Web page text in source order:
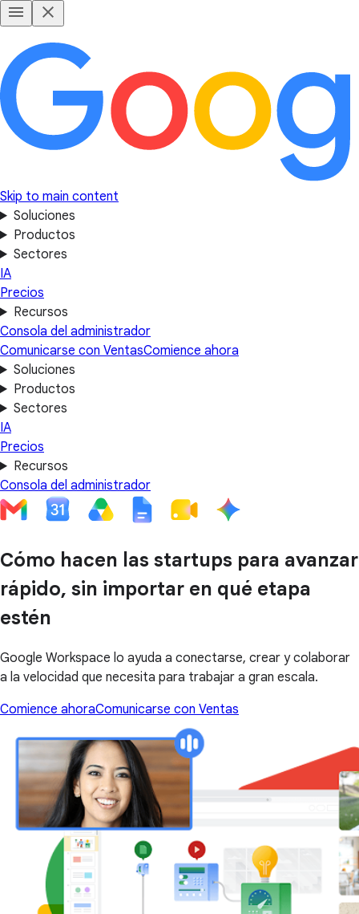
Skip to main content
Soluciones
Productos
Sectores
IA
Precios
Recursos
Consola del administrador
Comunicarse con VentasComience ahora
Soluciones
Productos
Sectores
IA
Precios
Recursos
Consola del administrador
Cómo hacen las startups para avanzar
rápido, sin importar en qué etapa
estén
Google Workspace lo ayuda a conectarse, crear y colaborar
a la velocidad que necesita para trabajar a gran escala.
Comience ahoraComunicarse con Ventas